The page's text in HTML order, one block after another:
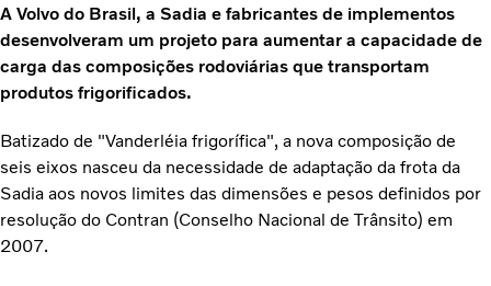
A Volvo do Brasil, a Sadia e fabricantes de implementos
desenvolveram um projeto para aumentar a capacidade de
carga das composições rodoviárias que transportam
produtos frigorificados.
Batizado de "Vanderléia frigorífica", a nova composição de
seis eixos nasceu da necessidade de adaptação da frota da
Sadia aos novos limites das dimensões e pesos definidos por
resolução do Contran (Conselho Nacional de Trânsito) em
2007.